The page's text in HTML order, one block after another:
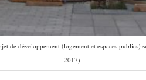
de développement (logement et espaces publics)
2017)